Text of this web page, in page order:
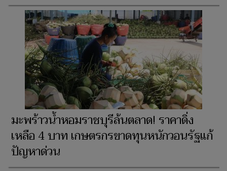
มะพร้าวน้ำหอมราชบุรีล้นตลาด! ราคาดิ่ง
เหลือ 4 บาท เกษตรกรขาดทุนหนักวอนรัฐแก้
ปัญหาด่วน